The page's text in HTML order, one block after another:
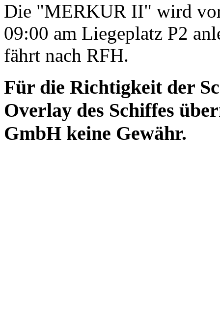
Die "MERKUR II" wird
09:00 am Liegeplatz P2
fährt nach RFH.
Für die Richtigkeit der
Overlay des Schiffes
GmbH keine Gewähr.